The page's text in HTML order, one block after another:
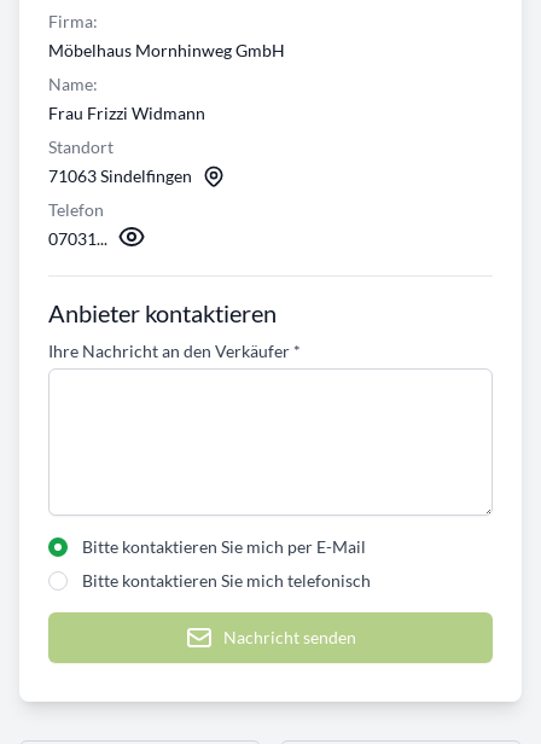
Firma:
Möbelhaus Mornhinweg GmbH
Name:
Frau Frizzi Widmann
Standort
71063 Sindelfingen
Telefon
07031...
Anbieter kontaktieren
Ihre Nachricht an den Verkäufer *
Bitte kontaktieren Sie mich per E-Mail
Bitte kontaktieren Sie mich telefonisch
Nachricht senden